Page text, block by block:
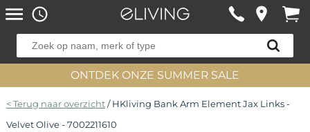
ONTDEK ONZE SUMMER SALE
< Terug naar overzicht/ HKliving Bank Arm Element Jax Links -
Velvet Olive - 7002211610